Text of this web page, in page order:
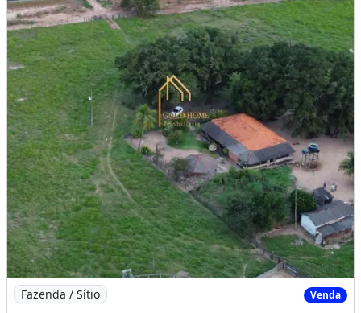
Imagem: Fazenda à Venda de 113 Hectares no Cáceres-
Fazenda / Sítio Venda